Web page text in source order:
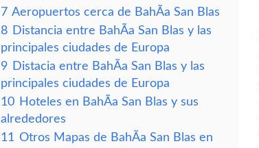
7 Aeropuertos cerca de BahÃ­a San Blas
8 Distancia entre BahÃ­a San Blas y las
principales ciudades de Europa
9 Distacia entre BahÃ­a San Blas y las
principales ciudades de Europa
10 Hoteles en BahÃ­a San Blas y sus
alrededores
11 Otros Mapas de BahÃ­a San Blas en